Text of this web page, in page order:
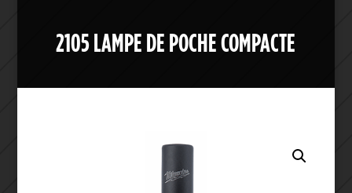
2105 LAMPE DE POCHE COMPACTE